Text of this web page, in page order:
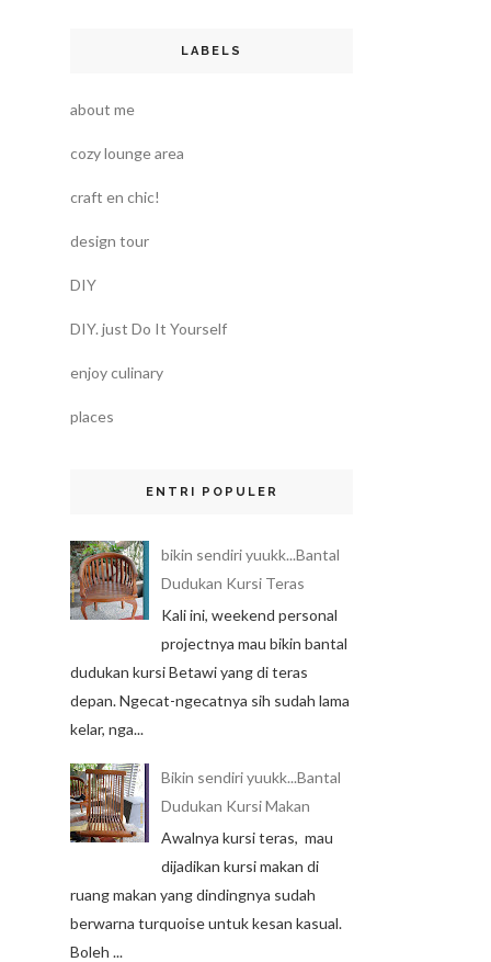
LABELS
about me
cozy lounge area
craft en chic!
design tour
DIY
DIY. just Do It Yourself
enjoy culinary
places
ENTRI POPULER
bikin sendiri yuukk...Bantal
Dudukan Kursi Teras
Kali ini, weekend personal
projectnya mau bikin bantal
dudukan kursi Betawi yang di teras
depan. Ngecat-ngecatnya sih sudah lama
kelar, nga...
Bikin sendiri yuukk...Bantal
Dudukan Kursi Makan
Awalnya kursi teras, mau
dijadikan kursi makan di
ruang makan yang dindingnya sudah
berwarna turquoise untuk kesan kasual.
Boleh ...